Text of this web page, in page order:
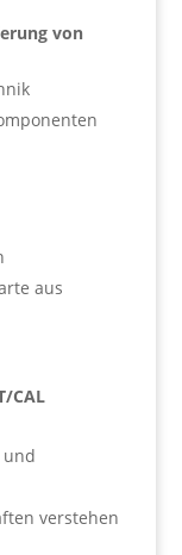
von
aus
CAL
und
verstehen